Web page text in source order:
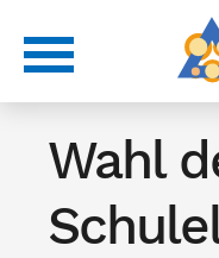
Termin für Eltern
Wahl